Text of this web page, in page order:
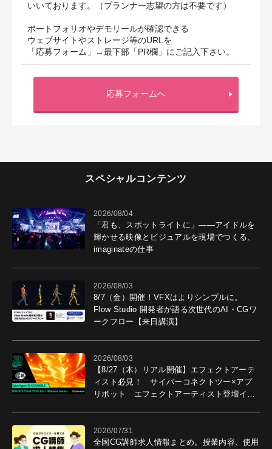
いいております。（プランナー志望の方は不要です）
ポートフォリオやデモリールが確認できる
ウェブサイトやストレージ等のURLを
「応募フォーム」→最下部「PR欄」にご記⼊下さい。
応募フォームへ
スペシャルコンテンツ
2026/08/04
「君も、スポットライトに」――アイドルを
輝かせる映像とビジュアルを現場でつくる、
imaginateの仕事
2026/08/03
8/7（金）開催！VFXはよりシンプルに。
Flow Studio 開発者が語る次世代のAI・CGワ
ークフロー【来日講演】
2026/08/03
【8/27（木）リアル開催】エフェクトアーテ
ィスト必見！ サイバーコネクトツー×アプ
リボット エフェクトアーティスト登壇イベ
2026/07/31
全国CG講師求人情報まとめ。授業内容、使用